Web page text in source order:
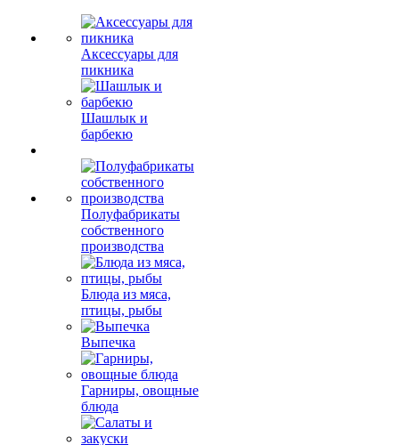
Аксессуары для
пикника
Шашлык и
барбекю
Полуфабрикаты
собственного
производства
Блюда из мяса,
птицы, рыбы
Выпечка
Гарниры, овощные
блюда